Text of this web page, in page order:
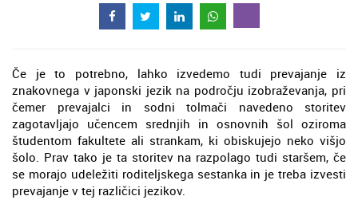
Če je to potrebno, lahko izvedemo tudi prevajanje iz
znakovnega v japonski jezik na področju izobraževanja, pri
čemer prevajalci in sodni tolmači navedeno storitev
zagotavljajo učencem srednjih in osnovnih šol oziroma
študentom fakultete ali strankam, ki obiskujejo neko višjo
šolo. Prav tako je ta storitev na razpolago tudi staršem, če
se morajo udeležiti roditeljskega sestanka in je treba izvesti
prevajanje v tej različici jezikov.